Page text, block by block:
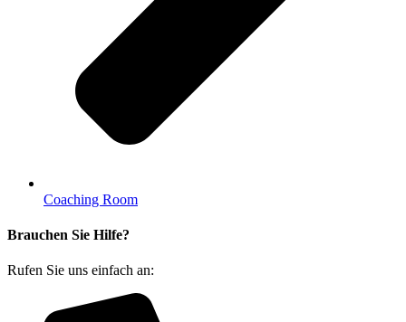
Coaching Room
Brauchen Sie Hilfe?
Rufen Sie uns einfach an: